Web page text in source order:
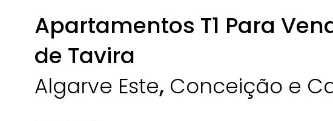
Apartamentos T1 Para
de Tavira
Algarve Este, Conceição e